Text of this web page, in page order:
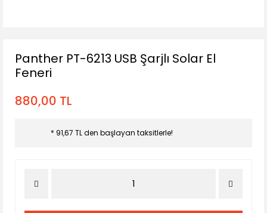
Panther PT-6213 USB Şarjlı Solar El
Feneri
880,00 TL
* 91,67 TL den başlayan taksitlerle!